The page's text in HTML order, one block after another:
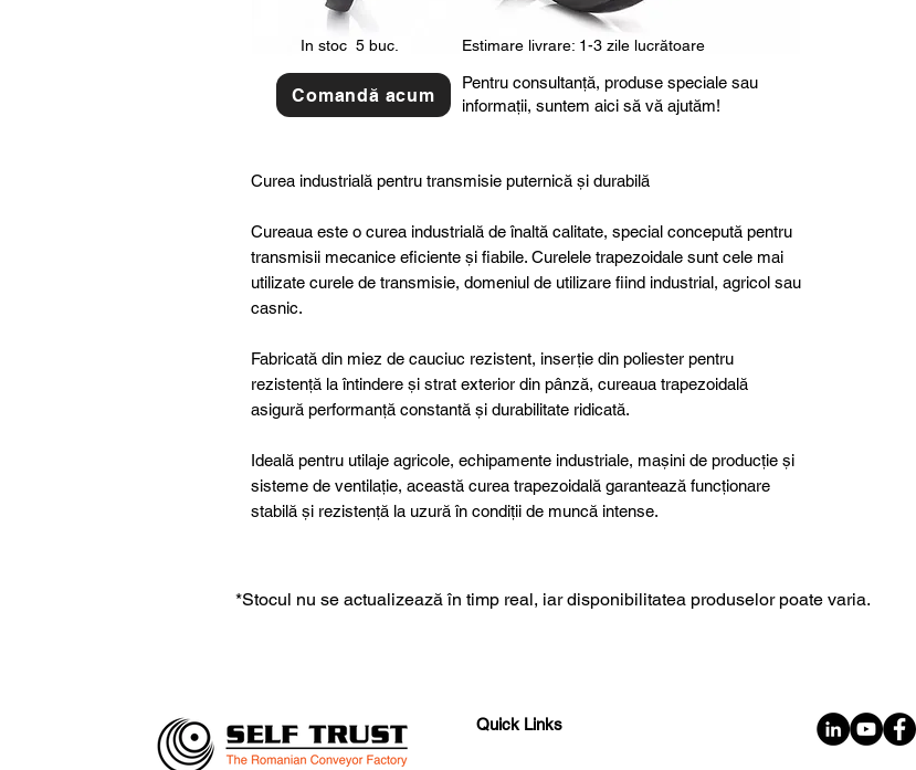
Curea industrială pentru transmisie puternică și durabilă
Cureaua este o curea industrială de înaltă calitate, special concepută pentru
transmisii mecanice eficiente și fiabile. Curelele trapezoidale sunt cele mai
utilizate curele de transmisie, domeniul de utilizare fiind industrial, agricol sau
casnic.
Fabricată din miez de cauciuc rezistent, inserție din poliester pentru
rezistență la întindere și strat exterior din pânză, cureaua trapezoidală
asigură performanță constantă și durabilitate ridicată.
Ideală pentru utilaje agricole, echipamente industriale, mașini de producție și
sisteme de ventilație, această curea trapezoidală garantează funcționare
stabilă și rezistență la uzură în condiții de muncă intense.
In stoc 5 buc.
Comandă acum
Estimare livrare: 1-3 zile lucrătoare
Pentru consultanță, produse speciale sau
informații, suntem aici să vă ajutăm!
*Stocul nu se actualizează în timp real, iar disponibilitatea produselor poate varia.
Quick Links